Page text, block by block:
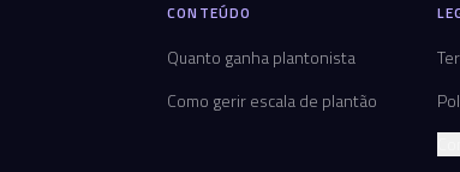
CONTEÚDO
Quanto ganha plantonista
Como gerir escala de plantão